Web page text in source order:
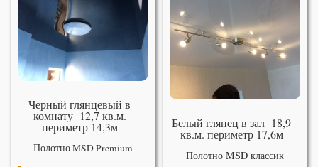
Черный глянцевый в
комнату 12,7 кв.м.
периметр 14,3м
Полотно MSD Premium
Белый глянец в зал 18,9
кв.м. периметр 17,6м
Полотно MSD классик